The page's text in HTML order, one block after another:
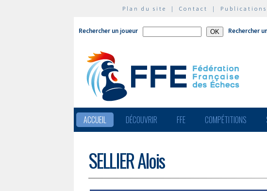
Plan du site | Contact | Publications
Rechercher un joueur Rechercher
ACCUEIL DÉCOUVRIR FFE COMPÉTITIONS
SELLIER Alois